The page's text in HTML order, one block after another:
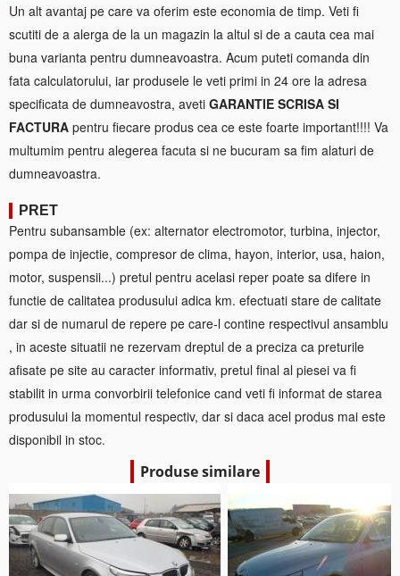
Un alt avantaj pe care va oferim este economia de timp. Veti fi
scutiti de a alerga de la un magazin la altul si de a cauta cea mai
buna varianta pentru dumneavoastra. Acum puteti comanda din
fata calculatorului, iar produsele le veti primi in 24 ore la adresa
specificata de dumneavostra, aveti GARANTIE SCRISA SI
FACTURA pentru fiecare produs cea ce este foarte important!!!! Va
multumim pentru alegerea facuta si ne bucuram sa fim alaturi de
dumneavoastra.
PRET
Pentru subansamble (ex: alternator electromotor, turbina, injector,
pompa de injectie, compresor de clima, hayon, interior, usa, haion,
motor, suspensii...) pretul pentru acelasi reper poate sa difere in
functie de calitatea produsului adica km. efectuati stare de calitate
dar si de numarul de repere pe care-l contine respectivul ansamblu
, in aceste situatii ne rezervam dreptul de a preciza ca preturile
afisate pe site au caracter informativ, pretul final al piesei va fi
stabilit in urma convorbirii telefonice cand veti fi informat de starea
produsului la momentul respectiv, dar si daca acel produs mai este
disponibil in stoc.
Produse similare